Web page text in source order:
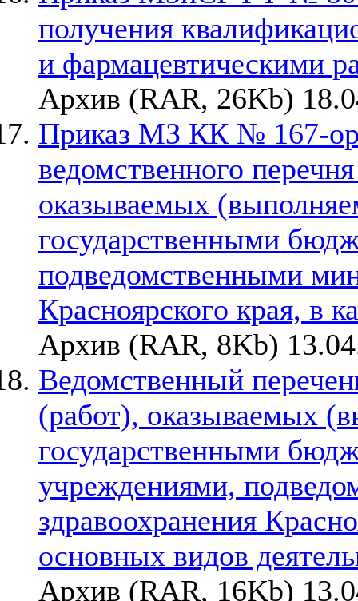
получения
и фармацевтическими
Архив (RAR, 26Kb)
Приказ МЗ КК № 167-
ведомственного
оказываемых
государственными
подведомственными
Красноярского края, в
Архив (RAR, 8Kb)
Ведомственный
(работ), оказываемых
государственными
учреждениями,
здравоохранения
основных видов
Архив (RAR, 16Kb)